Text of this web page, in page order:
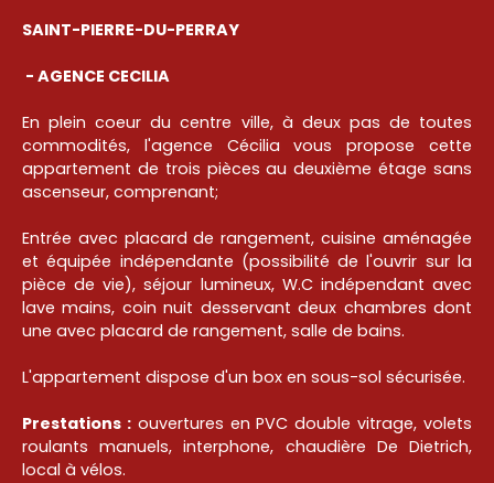
SAINT-PIERRE-DU-PERRAY
- AGENCE CECILIA
En plein coeur du centre ville, à deux pas de toutes
commodités, l'agence Cécilia vous propose cette
appartement de trois pièces au deuxième étage sans
ascenseur, comprenant;
Entrée avec placard de rangement, cuisine aménagée
et équipée indépendante (possibilité de l'ouvrir sur la
pièce de vie), séjour lumineux, W.C indépendant avec
lave mains, coin nuit desservant deux chambres dont
une avec placard de rangement, salle de bains.
L'appartement dispose d'un box en sous-sol sécurisée.
Prestations :ouvertures en PVC double vitrage, volets
roulants manuels, interphone, chaudière De Dietrich,
local à vélos.